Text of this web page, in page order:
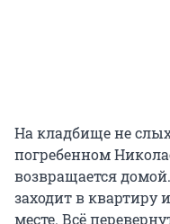
На кладбище не
погребенном
возвращается
заходит в квартиру
месте. Всё